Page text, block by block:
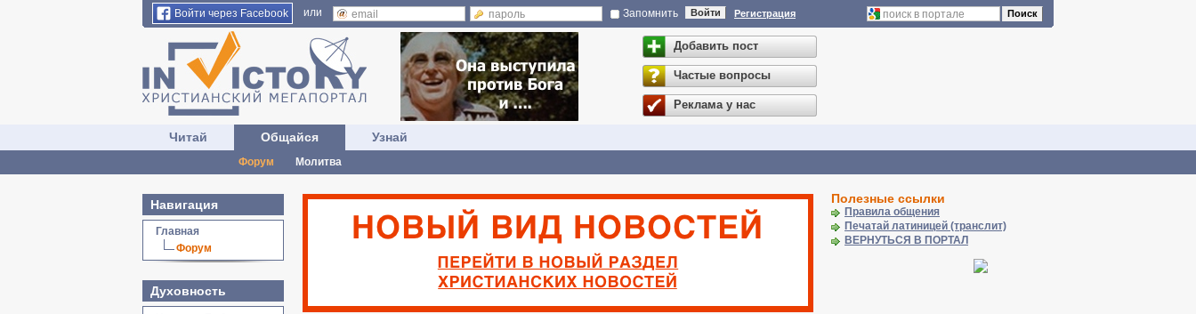
Войти через Facebook или Запомнить Войти Регистрация Поиск
Добавить пост
Частые вопросы
Реклама у нас
Читай Общайся
Форум Молитва
Узнай
Навигация
Главная
Форум
Духовность
Полезные ссылки
Правила общения
Печатай латиницей (транслит)
ВЕРНУТЬСЯ В ПОРТАЛ